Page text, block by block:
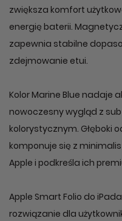
zwiększa komfort
energię baterii.
zapewnia stabilne
zdejmowanie etui.
Kolor Marine Blue nadaje
nowoczesny wygląd z
kolorystycznym. Głęboki
komponuje się z
Apple i podkreśla ich
Apple Smart Folio do
rozwiązanie dla